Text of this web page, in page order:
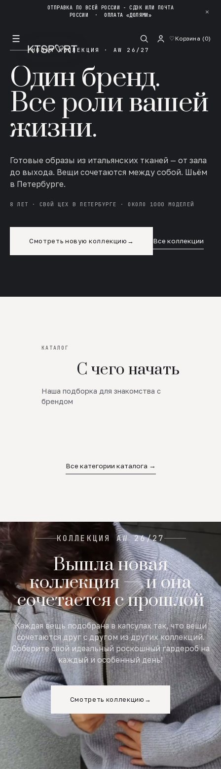
ОТПРАВКА ПО ВСЕЙ РОССИИ - СДЭК ИЛИ ПОЧТА
РОССИИ ·ОПЛАТА «ДОЛЯМИ» ✕
☰ ♡Корзина (0)
НОВАЯ КОЛЛЕКЦИЯ · AW 26/27
Один бренд.
Все роли вашей
жизни.
Готовые образы из итальянских тканей — от зала
до выхода. Вещи сочетаются между собой. Шьём
в Петербурге.
8 ЛЕТ · СВОЙ ЦЕХ В ПЕТЕРБУРГЕ · ОКОЛО 1000 МОДЕЛЕЙ
Смотреть новую коллекцию → Все коллекции
КАТАЛОГ
С чего начать
Наша подборка для знакомства с
брендом
Новинки
SALE
Все категории каталога →
КОЛЛЕКЦИЯ AW 26/27
Вышла новая
коллекция — и она
сочетается с прошлой
Каждая вещь подобрана в капсулах так, что вещи
сочетаются друг с другом из других коллекций.
Соберите свой идеальный роскошный гардероб на
каждый и особенный день!
Смотреть коллекцию →